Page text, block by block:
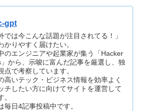
gpt
では今こんな話題が注目されてる！」
かりやすく届けたい。
のエンジニアや起業家が集う「Hacker
から、示唆に富んだ記事を厳選し、独
点で考察しています。
高いテック・ビジネス情報を効率よく
チしたい方に向けてサイトを運営して
。
毎日4記事投稿中です。